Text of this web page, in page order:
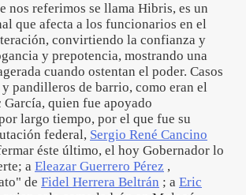
nos referimos se llama Hibris, es un
que afecta a los funcionarios en el
convirtiendo la confianza y
y prepotencia, mostrando una
cuando ostentan el poder. Casos
pandilleros de barrio, como eran el
quien fue apoyado
largo tiempo, por el que fue su
federal, Sergio René Cancino
éste último, el hoy Gobernador lo
a Eleazar Guerrero Pérez ,
de Fidel Herrera Beltrán ; a Eric